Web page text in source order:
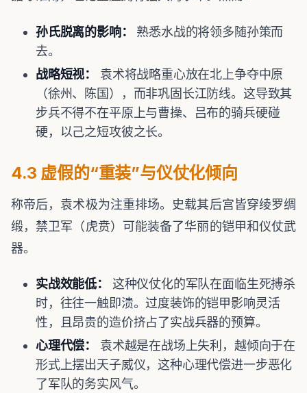
孙氏脱离的影响：
熟悉水战的将领多随孙策而
去。
战略短视：
袁术将战略重心放在北上争夺中原
（徐州、陈国），而非巩固长江防线。这导致其
步兵不得不在平原上与曹操、吕布的骑兵硬碰
硬，以己之短攻彼之长。
4.3 虚假的“重装”与仪仗化倾向
称帝后，袁术极为注重排场。史载其后宫皆穿绫罗绸
缎，禁卫军（虎贲）可能装备了华丽的铠甲和仪仗武
器。
实战效能低：
这种仪仗化的军队在面临生死搏杀
时，往往一触即溃。过度装饰的铠甲影响灵活
性，且昂贵的造价挤占了实战兵器的预算。
心理代偿：
袁术越是在战场上失利，越倾向于在
形式上摆出天子威仪，这种心理代偿进一步恶化
了军队的务实风气。